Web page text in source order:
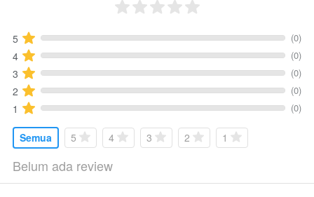
5 (0)
4 (0)
3 (0)
2 (0)
1 (0)
Semua 5 4 3 2 1
Belum ada review